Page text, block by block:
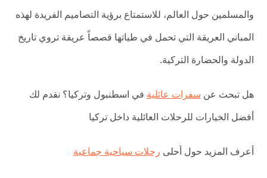
والمسلمين حول العالم، للاستمتاع برؤية التصاميم الفريدة لهذه
المباني العريقة التي تحمل في طياتها قصصاً عريقة تروي تاريخ
الدولة والحضارة التركية.
هل تبحث عن سفرات عائلية في اسطنبول وتركيا؟ نقدم لك
أفضل الخيارات للرحلات العائلية داخل تركيا
أعرف المزيد حول أحلى رحلات سياحية جماعية